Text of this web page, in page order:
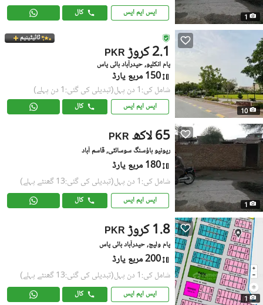
1 ایس ایم ایس کال
10
ٹائیٹینیم
PKR 2.1 کروڑ
پام انکلیو, حیدرآباد بائی پاس
150 مربع یارڈ
شامل کی:1 دن پہل (تبدیلی کی گئی:1 دن پہلے)
ایس ایم ایس کال
1
PKR 65 لاکھ
ریونیو ہاؤسنگ سوسائٹی, قاسم آباد
180 مربع یارڈ
شامل کی:1 دن پہل (تبدیلی کی گئی:13 گھنٹے پہلے)
ایس ایم ایس کال
1
PKR 1.8 کروڑ
پام ولیج, حیدرآباد بائی پاس
200 مربع یارڈ
شامل کی:1 دن پہل (تبدیلی کی گئی:13 گھنٹے پہلے)
ایس ایم ایس کال